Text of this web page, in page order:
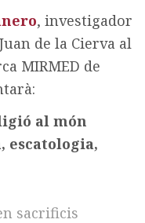
, investigador
de la Cierva al
MIRMED de
al món
escatologia,
sacrificis